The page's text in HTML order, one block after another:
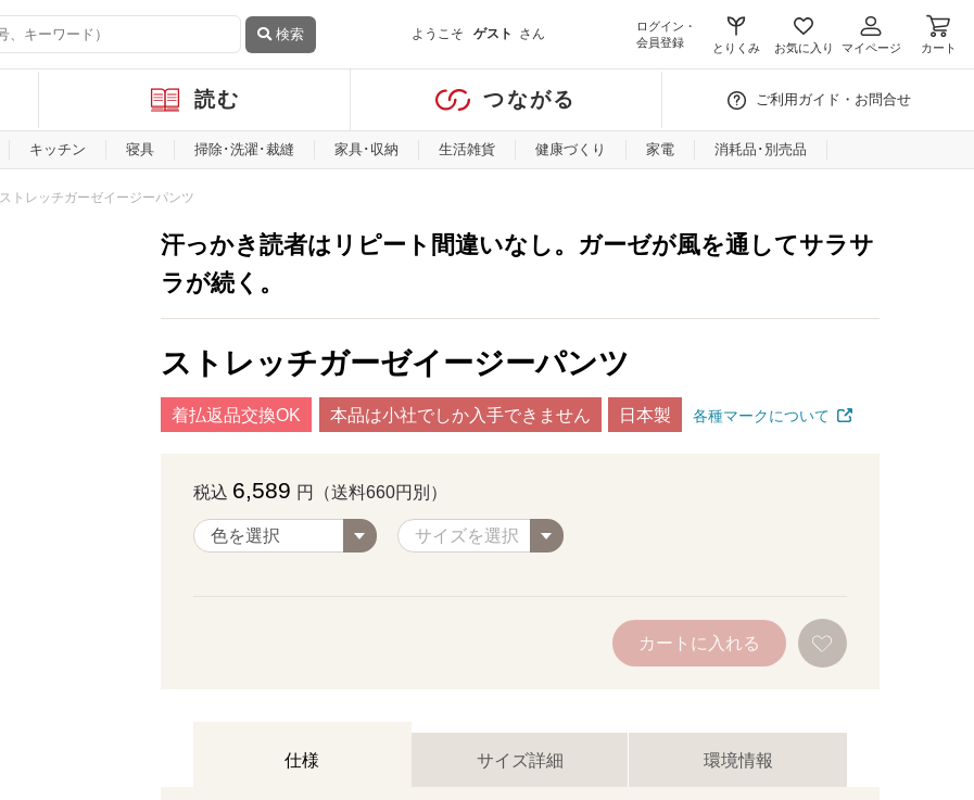
検索 ようこそ ゲスト さん
ログイン・
会員登録
とりくみ お気に入り マイページ カート
読む つながる ご利用ガイド・お問合せ
キッチン 寝具 掃除･洗濯･裁縫 家具･収納 生活雑貨 健康づくり 家電 消耗品･別売品
ストレッチガーゼイージーパンツ
汗っかき読者はリピート間違いなし。ガーゼが風を通してサラサ
ラが続く。
ストレッチガーゼイージーパンツ
着払返品交換OK 本品は小社でしか入手できません 日本製 各種マークについて
税込 6,589 円（送料660円別）
カートに入れる
仕様 サイズ詳細 環境情報